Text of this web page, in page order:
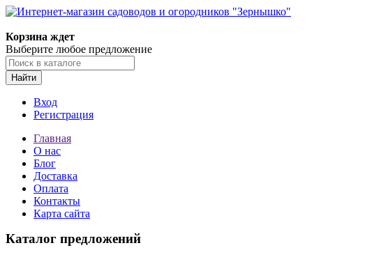
Корзина ждет
Выберите любое предложение
Найти
Вход
Регистрация
Главная
О нас
Блог
Доставка
Оплата
Контакты
Карта сайта
Каталог предложений